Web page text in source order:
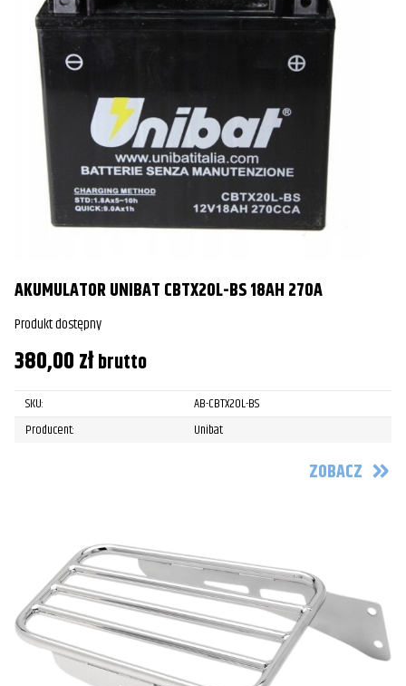
AKUMULATOR UNIBAT CBTX20L-BS 18AH 270A
Produkt dostępny
380,00złbrutto
SKU:
AB-CBTX20L-BS
Producent:
Unibat
ZOBACZ